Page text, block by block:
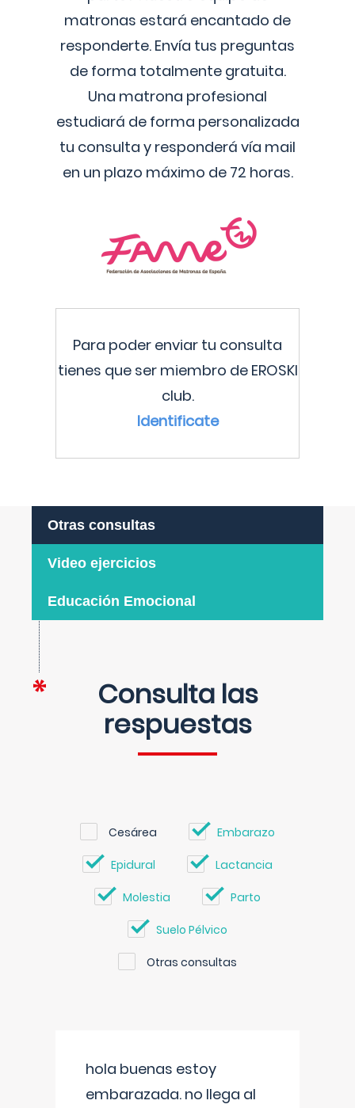
matronas estará encantado de
responderte. Envía tus preguntas
de forma totalmente gratuita.
Una matrona profesional
estudiará de forma personalizada
tu consulta y responderá vía mail
en un plazo máximo de 72 horas.
Para poder enviar tu consulta
tienes que ser miembro de EROSKI
club.
Identificate
Otras consultas
Video ejercicios
Educación Emocional
Consulta las
respuestas
Cesárea Embarazo
Epidural Lactancia
Molestia Parto
Suelo Pélvico
Otras consultas
hola buenas estoy
embarazada. no llega al